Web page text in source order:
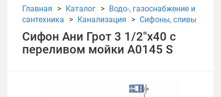
Главная Каталог
Водо-, газоснабжение и
сантехника
Канализация Сифоны, сливы
Сифон Ани Грот 3 1/2"х40 с
переливом мойки А0145 S